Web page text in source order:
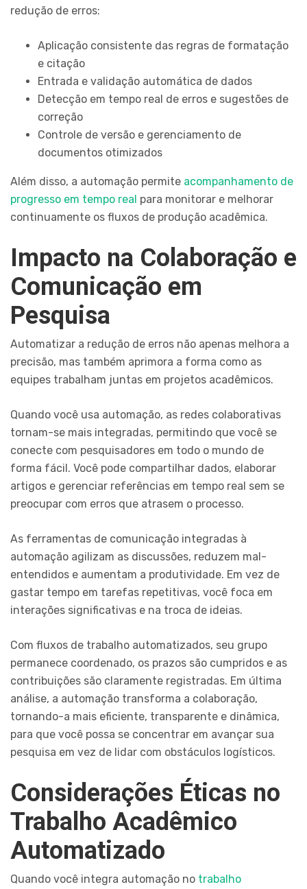
redução de erros:
Aplicação consistente das regras de formatação
e citação
Entrada e validação automática de dados
Detecção em tempo real de erros e sugestões de
correção
Controle de versão e gerenciamento de
documentos otimizados
Além disso, a automação permite acompanhamento de
progresso em tempo real para monitorar e melhorar
continuamente os fluxos de produção acadêmica.
Impacto na Colaboração e
Comunicação em
Pesquisa
Automatizar a redução de erros não apenas melhora a
precisão, mas também aprimora a forma como as
equipes trabalham juntas em projetos acadêmicos.
Quando você usa automação, as redes colaborativas
tornam-se mais integradas, permitindo que você se
conecte com pesquisadores em todo o mundo de
forma fácil. Você pode compartilhar dados, elaborar
artigos e gerenciar referências em tempo real sem se
preocupar com erros que atrasem o processo.
As ferramentas de comunicação integradas à
automação agilizam as discussões, reduzem mal-
entendidos e aumentam a produtividade. Em vez de
gastar tempo em tarefas repetitivas, você foca em
interações significativas e na troca de ideias.
Com fluxos de trabalho automatizados, seu grupo
permanece coordenado, os prazos são cumpridos e as
contribuições são claramente registradas. Em última
análise, a automação transforma a colaboração,
tornando-a mais eficiente, transparente e dinâmica,
para que você possa se concentrar em avançar sua
pesquisa em vez de lidar com obstáculos logísticos.
Considerações Éticas no
Trabalho Acadêmico
Automatizado
Quando você integra automação no trabalho